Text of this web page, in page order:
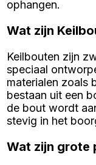
ophangen.
Wat zijn
Keilbouten zijn
speciaal
materialen zoals
bestaan uit een
de bout wordt
stevig in het
Wat zijn grote